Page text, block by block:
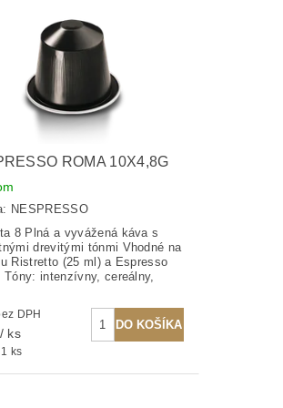
ROMA 10X4,8G
NESPRESSO
8 Plná a vyvážená káva s
drevitými tónmi Vhodné na
Ristretto (25 ml) a Espresso
Tóny: intenzívny, cereálny,
bez DPH
/ ks
ks